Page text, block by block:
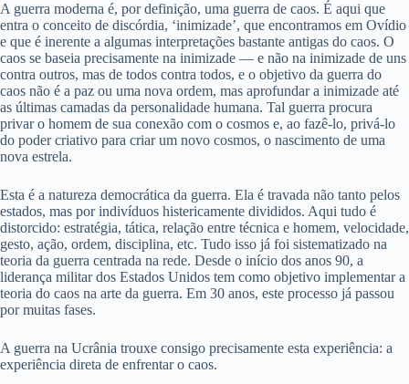
A guerra moderna é, por definição, uma guerra de caos. É aqui que
entra o conceito de discórdia, ‘inimizade’, que encontramos em Ovídio
e que é inerente a algumas interpretações bastante antigas do caos. O
caos se baseia precisamente na inimizade — e não na inimizade de uns
contra outros, mas de todos contra todos, e o objetivo da guerra do
caos não é a paz ou uma nova ordem, mas aprofundar a inimizade até
as últimas camadas da personalidade humana. Tal guerra procura
privar o homem de sua conexão com o cosmos e, ao fazê-lo, privá-lo
do poder criativo para criar um novo cosmos, o nascimento de uma
nova estrela.
Esta é a natureza democrática da guerra. Ela é travada não tanto pelos
estados, mas por indivíduos histericamente divididos. Aqui tudo é
distorcido: estratégia, tática, relação entre técnica e homem, velocidade,
gesto, ação, ordem, disciplina, etc. Tudo isso já foi sistematizado na
teoria da guerra centrada na rede. Desde o início dos anos 90, a
liderança militar dos Estados Unidos tem como objetivo implementar a
teoria do caos na arte da guerra. Em 30 anos, este processo já passou
por muitas fases.
A guerra na Ucrânia trouxe consigo precisamente esta experiência: a
experiência direta de enfrentar o caos.